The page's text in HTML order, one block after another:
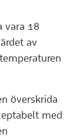
vara 18
av
överskrida
med